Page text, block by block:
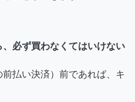
必ず買わなくてはいけない
払い決済）前であれば、キ